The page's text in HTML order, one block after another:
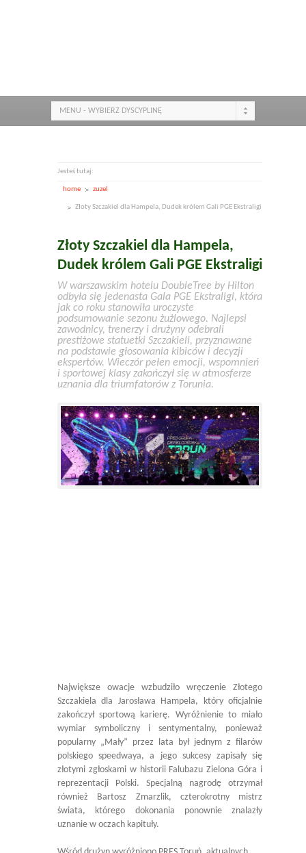
MENU - WYBIERZ DYSCYPLINĘ
Jesteś tutaj:
home zuzel
Złoty Szczakiel dla Hampela, Dudek królem Gali PGE Ekstraligi
Złoty Szczakiel dla Hampela,
Dudek królem Gali PGE Ekstraligi
W warszawskim hotelu DoubleTree by Hilton
odbyła się jedenasta Gala PGE Ekstraligi, która
jak co roku stanowiła uroczyste
podsumowanie sezonu żużlowego. Najlepsi
zawodnicy, trenerzy i drużyny odebrali
prestiżowe statuetki Szczakieli, przyznawane
na podstawie głosowania kibiców i decyzji
ekspertów. Wieczór pełen emocji, wspomnień
i sportowej klasy zakończył się w atmosferze
uznania dla triumfatorów z Torunia.
Największe owacje wzbudziło wręczenie Złotego
Szczakiela dla Jarosława Hampela, który oficjalnie
zakończył sportową karierę. Wyróżnienie to miało
wymiar symboliczny i sentymentalny, ponieważ
popularny „Mały” przez lata był jednym z filarów
polskiego speedwaya, a jego sukcesy zapisały się
złotymi zgłoskami w historii Falubazu Zielona Góra i
reprezentacji Polski. Specjalną nagrodę otrzymał
również Bartosz Zmarzlik, czterokrotny mistrz
świata, którego dokonania ponownie znalazły
uznanie w oczach kapituły.